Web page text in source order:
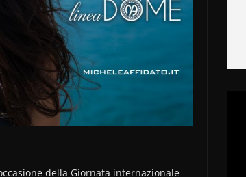
della Giornata internazionale